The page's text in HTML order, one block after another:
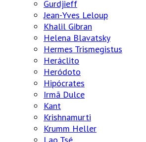
Gurdjieff
Jean-Yves Leloup
Khalil Gibran
Helena Blavatsky
Hermes Trismegistus
Heráclito
Heródoto
Hipócrates
Irmã Dulce
Kant
Krishnamurti
Krumm Heller